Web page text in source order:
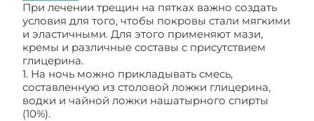
При лечении трещин на пятках важно создать
условия для того, чтобы покровы стали мягкими
и эластичными. Для этого применяют мази,
кремы и различные составы с присутствием
глицерина.
1. На ночь можно прикладывать смесь,
составленную из столовой ложки глицерина,
водки и чайной ложки нашатырного спирты
(10%).